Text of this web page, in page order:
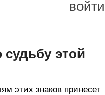
войти
судьбу этой
этих знаков принесет